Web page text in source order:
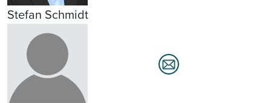
Stefan Schmidt